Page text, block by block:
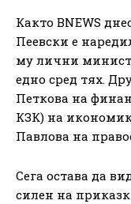
Както BNEWS
Пеевски е
му лични
едно сред тях.
Петкова на
КЗК) на
Павлова на
Сега остава да
силен на